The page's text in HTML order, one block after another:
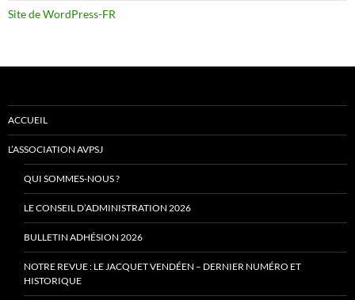
Site de WordPress-FR
ACCUEIL
L’ASSOCIATION AVPSJ
QUI SOMMES-NOUS ?
LE CONSEIL D’ADMINISTRATION 2026
BULLETIN ADHÉSION 2026
NOTRE REVUE : LE JACQUET VENDÉEN – DERNIER NUMÉRO ET
HISTORIQUE